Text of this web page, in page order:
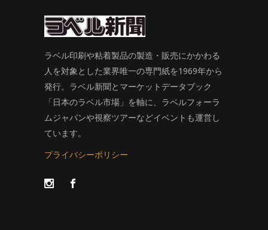
ラベル印刷や粘着製品の製造・販売にかかわる
人を対象とした業界唯一の専門紙を1969年から
発行。ラベル新聞とマーケットデータブック
「日本のラベル市場」を軸に、ラベルフォーラ
ムジャパンや視察ツアーなどイベントも運営し
ています。
プライバシーポリシー